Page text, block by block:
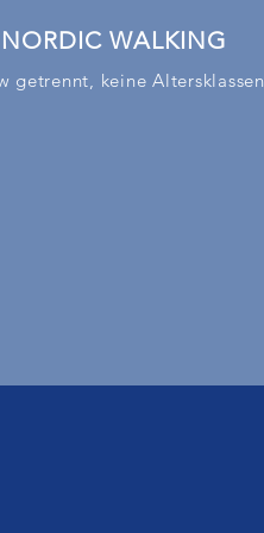
NORDIC WALKING
getrennt, keine Altersklassen